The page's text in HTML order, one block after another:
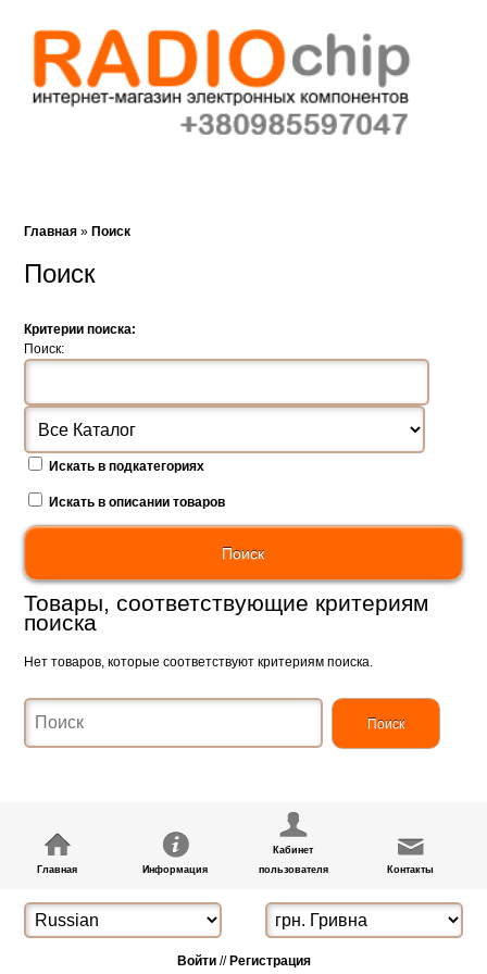
Главная »Поиск
Поиск
Критерии поиска:
Поиск:
Искать в подкатегориях
Искать в описании товаров
Товары, соответствующие критериям
поиска
Нет товаров, которые соответствуют критериям поиска.
Главная Информация
Кабинет
пользователя
Контакты
Войти// Регистрация